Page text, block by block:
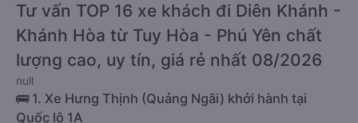
Tư vấn TOP 16 xe khách đi Diên Khánh -
Khánh Hòa từ Tuy Hòa - Phú Yên chất
lượng cao, uy tín, giá rẻ nhất 08/2026
null
🚌 1. Xe Hưng Thịnh (Quảng Ngãi) khởi hành tại
Quốc lộ 1A